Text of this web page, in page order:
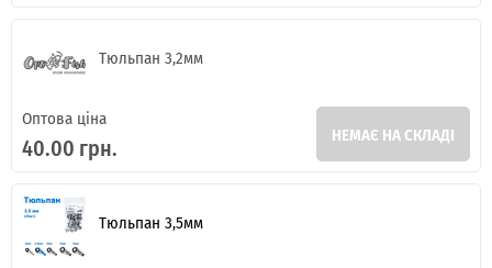
Тюльпан 3,2мм
Оптова ціна
40.00 грн. НЕМАЄ НА СКЛАДІ
Тюльпан 3,5мм